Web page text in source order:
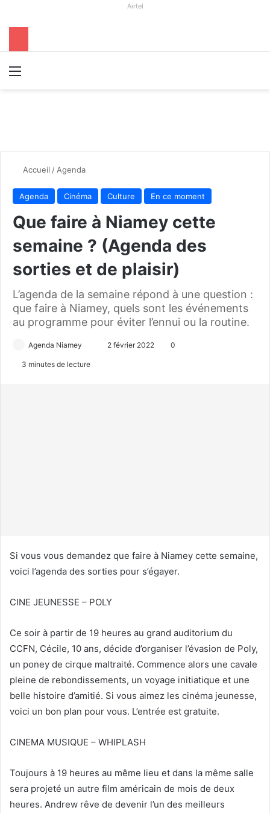
Airtel
Accueil /Agenda
Agenda Cinéma Culture En ce moment
Que faire à Niamey cette
semaine ? (Agenda des
sorties et de plaisir)
L’agenda de la semaine répond à une question :
que faire à Niamey, quels sont les événements
au programme pour éviter l’ennui ou la routine.
Agenda Niamey
l
2 février 2022 0
3 minutes de lecture
Si vous vous demandez que faire à Niamey cette semaine,
voici l’agenda des sorties pour s’égayer.
CINE JEUNESSE – POLY
Ce soir à partir de 19 heures au grand auditorium du
CCFN, Cécile, 10 ans, décide d’organiser l’évasion de Poly,
un poney de cirque maltraité. Commence alors une cavale
pleine de rebondissements, un voyage initiatique et une
belle histoire d’amitié. Si vous aimez les cinéma jeunesse,
voici un bon plan pour vous. L’entrée est gratuite.
CINEMA MUSIQUE – WHIPLASH
Toujours à 19 heures au même lieu et dans la même salle
sera projeté un autre film américain de mois de deux
heures. Andrew rêve de devenir l’un des meilleurs